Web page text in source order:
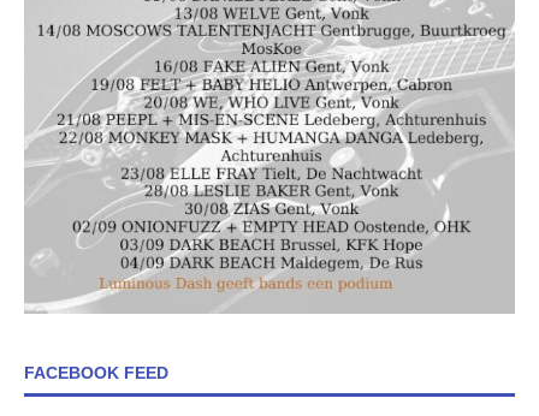
FACEBOOK FEED